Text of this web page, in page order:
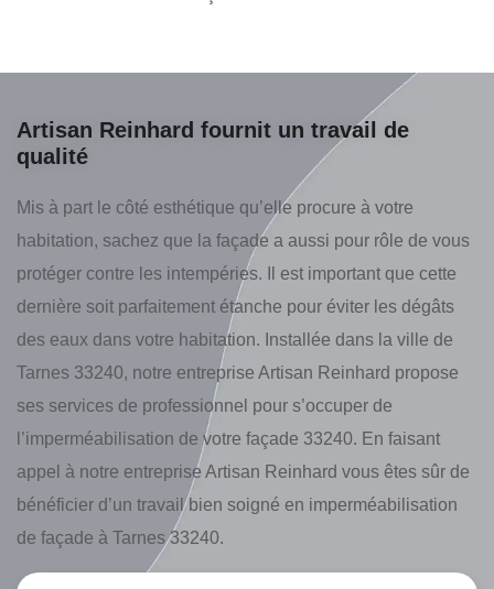
Artisan Reinhard fournit un travail de
qualité
Mis à part le côté esthétique qu’elle procure à votre
habitation, sachez que la façade a aussi pour rôle de vous
protéger contre les intempéries. Il est important que cette
dernière soit parfaitement étanche pour éviter les dégâts
des eaux dans votre habitation. Installée dans la ville de
Tarnes 33240, notre entreprise Artisan Reinhard propose
ses services de professionnel pour s’occuper de
l’imperméabilisation de votre façade 33240. En faisant
appel à notre entreprise Artisan Reinhard vous êtes sûr de
bénéficier d’un travail bien soigné en imperméabilisation
de façade à Tarnes 33240.